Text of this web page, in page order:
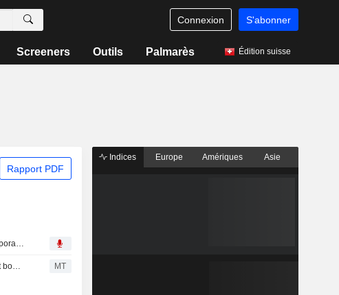
Connexion S'abonner
Screeners Outils Palmarès Édition suisse
Rapport PDF
Transcript : Kokusai Electric Corporation, Q1 2027 Earnings Call, Aug 06, 2026
Kokusai Electric : le bénéfice net bondit de 71 % au premier trimestre fiscal MT
Indices Europe Amériques Asie